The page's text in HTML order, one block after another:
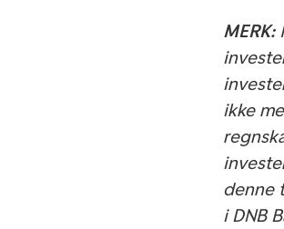
MERK:
ikke
denne
i DNB